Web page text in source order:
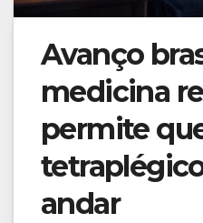
Avanço
medicina
permite
andar